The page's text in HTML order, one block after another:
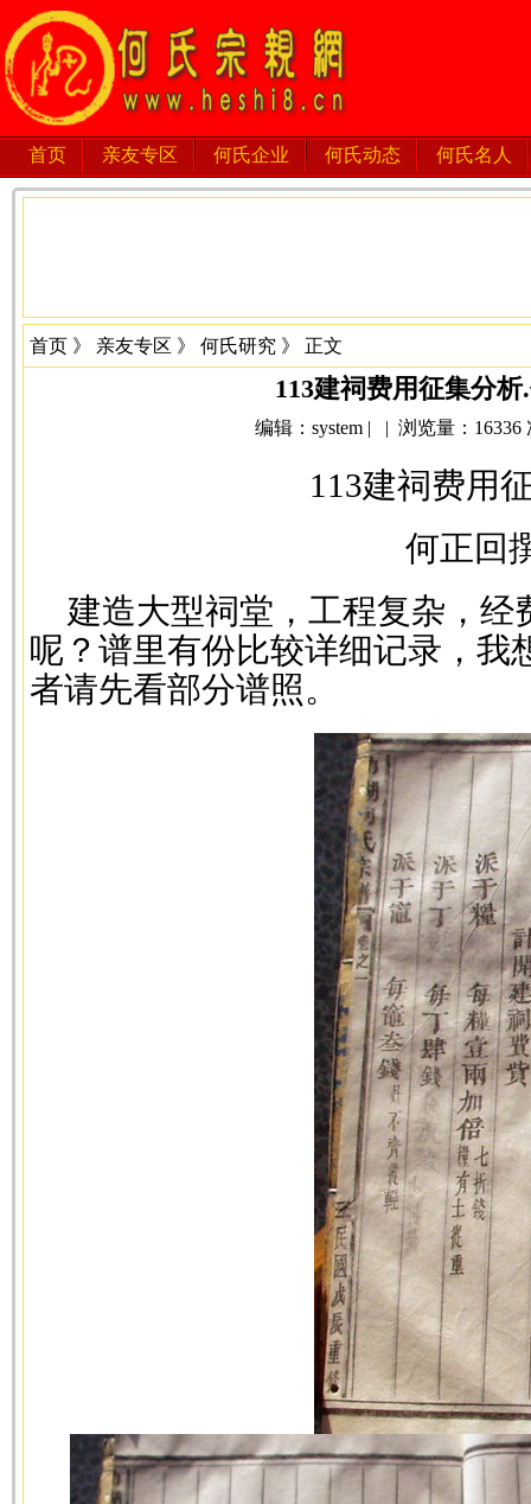
首页 亲友专区 何氏企业 何氏动态 何氏名人
首页 》 亲友专区 》 何氏研究 》 正文
113建祠费用征集分
编辑：system | | 浏览量：16336
113建祠费用
何正回
建造大型祠堂，工程复杂，经
呢？谱里有份比较详细记录，我
者请先看部分谱照。